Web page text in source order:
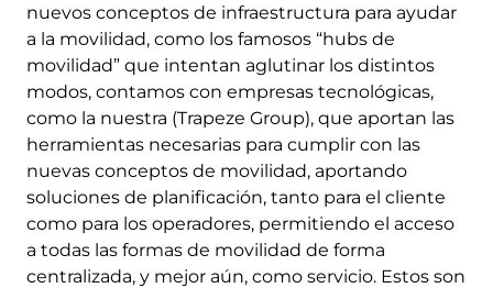
nuevos conceptos de infraestructura para ayudar
a la movilidad, como los famosos “hubs de
movilidad” que intentan aglutinar los distintos
modos, contamos con empresas tecnológicas,
como la nuestra (Trapeze Group), que aportan las
herramientas necesarias para cumplir con las
nuevas conceptos de movilidad, aportando
soluciones de planificación, tanto para el cliente
como para los operadores, permitiendo el acceso
a todas las formas de movilidad de forma
centralizada, y mejor aún, como servicio. Estos son